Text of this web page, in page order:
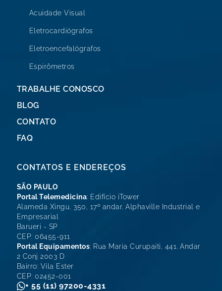
Acuidade Visual
Eletrocardiógrafos
Eletroencefalógrafos
Espirômetros
TRABALHE CONOSCO
BLOG
CONTATO
FAQ
CONTATOS E ENDEREÇOS
SÃO PAULO
Portal Telemedicina: Edifício iTower
Alameda Xingu, 350, 17º andar. Alphaville Industrial e
Empresarial
Barueri - SP
CEP: 06455-911
Portal Equipamentos: Rua Maria Curupaiti, 441. Andar
2 Conj 2003 D
Bairro: Vila Ester
CEP: 02452-001
+ 55 (11) 97200-4331